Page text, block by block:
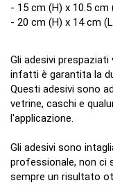
- 15 cm (H) x 10.5 cm
- 20 cm (H) x 14 cm
Gli adesivi
infatti è garantita la
Questi adesivi sono
vetrine, caschi e
l'applicazione.
Gli adesivi sono
professionale, non ci
sempre un risultato